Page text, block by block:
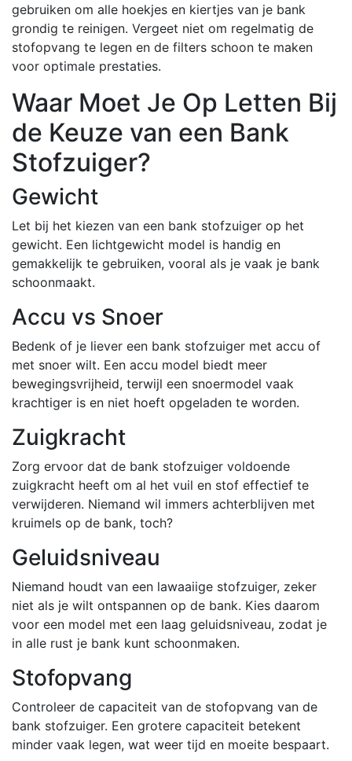
gebruiken om alle hoekjes en kiertjes van je bank
grondig te reinigen. Vergeet niet om regelmatig de
stofopvang te legen en de filters schoon te maken
voor optimale prestaties.
Waar Moet Je Op Letten Bij
de Keuze van een Bank
Stofzuiger?
Gewicht
Let bij het kiezen van een bank stofzuiger op het
gewicht. Een lichtgewicht model is handig en
gemakkelijk te gebruiken, vooral als je vaak je bank
schoonmaakt.
Accu vs Snoer
Bedenk of je liever een bank stofzuiger met accu of
met snoer wilt. Een accu model biedt meer
bewegingsvrijheid, terwijl een snoermodel vaak
krachtiger is en niet hoeft opgeladen te worden.
Zuigkracht
Zorg ervoor dat de bank stofzuiger voldoende
zuigkracht heeft om al het vuil en stof effectief te
verwijderen. Niemand wil immers achterblijven met
kruimels op de bank, toch?
Geluidsniveau
Niemand houdt van een lawaaiige stofzuiger, zeker
niet als je wilt ontspannen op de bank. Kies daarom
voor een model met een laag geluidsniveau, zodat je
in alle rust je bank kunt schoonmaken.
Stofopvang
Controleer de capaciteit van de stofopvang van de
bank stofzuiger. Een grotere capaciteit betekent
minder vaak legen, wat weer tijd en moeite bespaart.